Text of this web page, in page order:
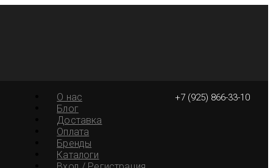
+7 (925) 866-33-10
О нас
Блог
Доставка
Оплата
Бренды
Каталоги